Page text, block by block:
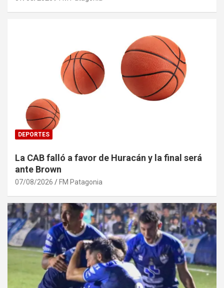
DEPORTES
La CAB falló a favor de Huracán y la final será
ante Brown
07/08/2026 FM Patagonia